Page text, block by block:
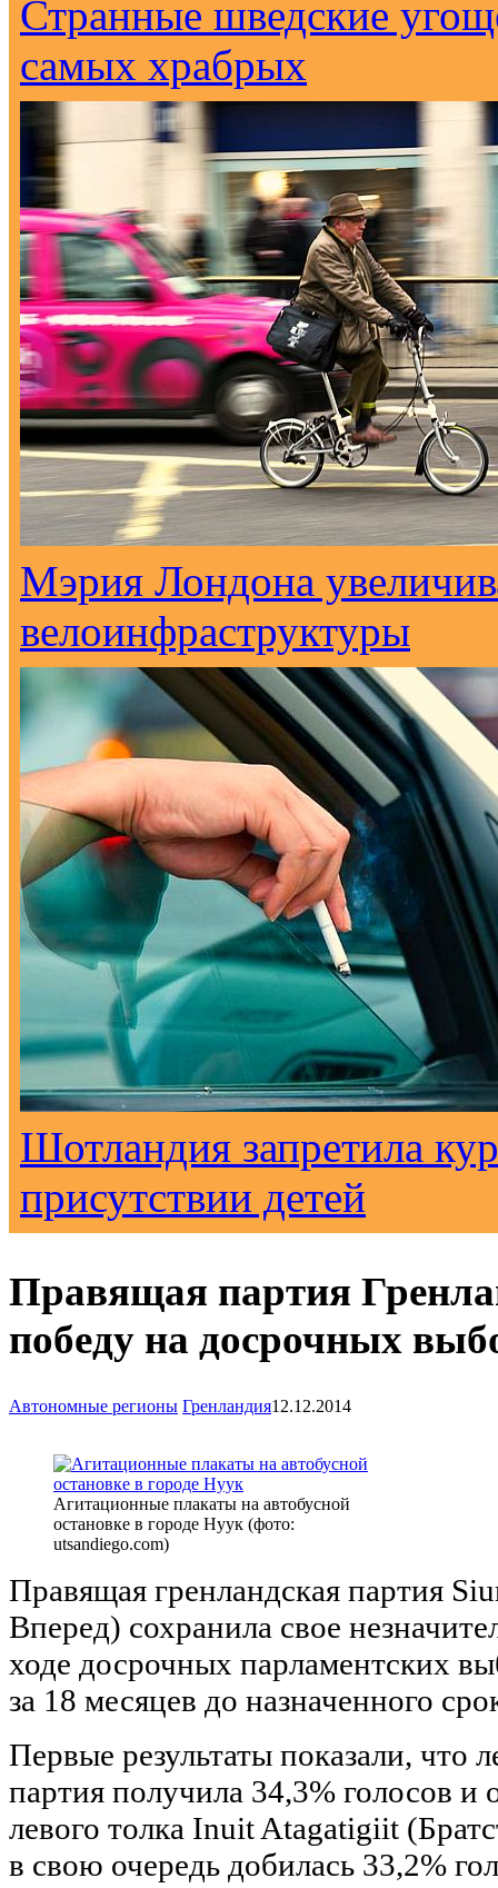
Странные шведские
самых храбрых
Мэрия Лондона
велоинфраструктуры
Шотландия запретила
присутствии детей
Правящая партия
победу на досрочных
Автономные регионы Гренландия12.12.2014
Агитационные плакаты на автобусной
остановке в городе Нуук (фото:
utsandiego.com)
Правящая гренландская партия
Вперед) сохранила свое
ходе досрочных парламентских
за 18 месяцев до назначенного
Первые результаты показали, что
партия получила 34,3% голосов
левого толка Inuit Atagatigiit
в свою очередь добилась 33,2%